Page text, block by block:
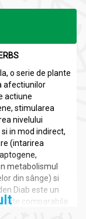
o serie de plante
afectiunilor
actiune
stimularea
nivelului
in mod indirect,
(intarirea
metabolismul
din sânge) si
Diab este un
comparabila
partial sau